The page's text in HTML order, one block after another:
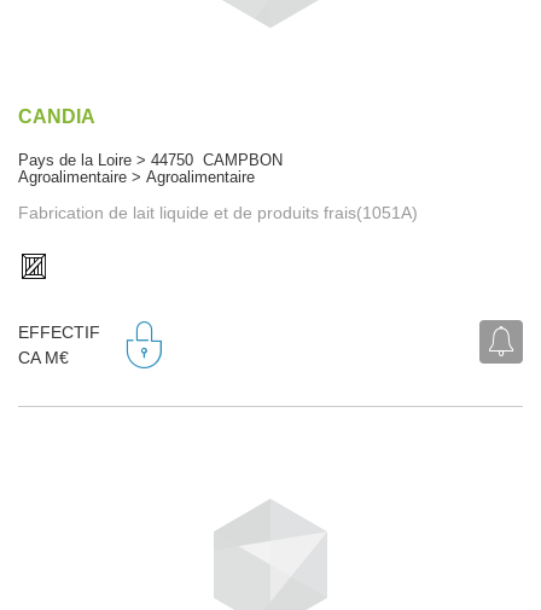
CANDIA
Pays de la Loire > 44750 CAMPBON
Agroalimentaire > Agroalimentaire
Fabrication de lait liquide et de produits frais(1051A)
EFFECTIF
CA M€